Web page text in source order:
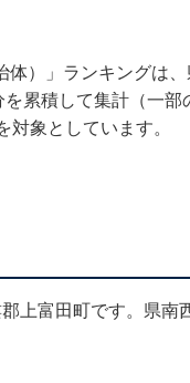
体）」ランキングは
累積して集計（一
対象としています。
上富田町です。県